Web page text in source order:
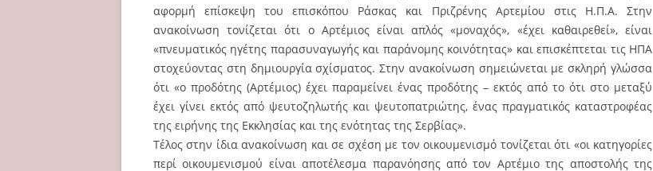
αφορμή επίσκεψη του επισκόπου Ράσκας και Πριζρένης Αρτεμίου στις Η.Π.Α. Στην
ανακοίνωση τονίζεται ότι ο Αρτέμιος είναι απλός «μοναχός», «έχει καθαιρεθεί», είναι
«πνευματικός ηγέτης παρασυναγωγής και παράνομης κοινότητας» και επισκέπτεται τις ΗΠΑ
στοχεύοντας στη δημιουργία σχίσματος. Στην ανακοίνωση σημειώνεται με σκληρή γλώσσα
ότι «ο προδότης (Αρτέμιος) έχει παραμείνει ένας προδότης – εκτός από το ότι στο μεταξύ
έχει γίνει εκτός από ψευτοζηλωτής και ψευτοπατριώτης, ένας πραγματικός καταστροφέας
της ειρήνης της Εκκλησίας και της ενότητας της Σερβίας».
Τέλος στην ίδια ανακοίνωση και σε σχέση με τον οικουμενισμό τονίζεται ότι «οι κατηγορίες
περί οικουμενισμού είναι αποτέλεσμα παρανόησης από τον Αρτέμιο της αποστολής της